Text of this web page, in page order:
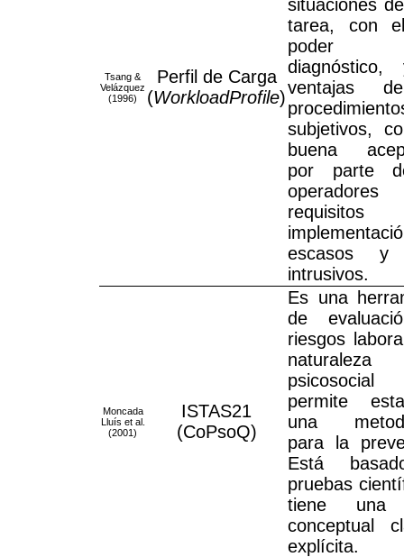
Tsang &
Velázquez
(1996)
Perfil de Carga
(WorkloadProfile)
situaciones
tarea, con
poder
ventajas
subjetivos,
buena
por parte
escasos y
intrusivos.
Moncada
Lluís et al.
(2001)
ISTAS21
(CoPsoQ)
Es una
de
riesgos
naturaleza
permite
una
para la
Está
pruebas
tiene una
conceptual
explícita.